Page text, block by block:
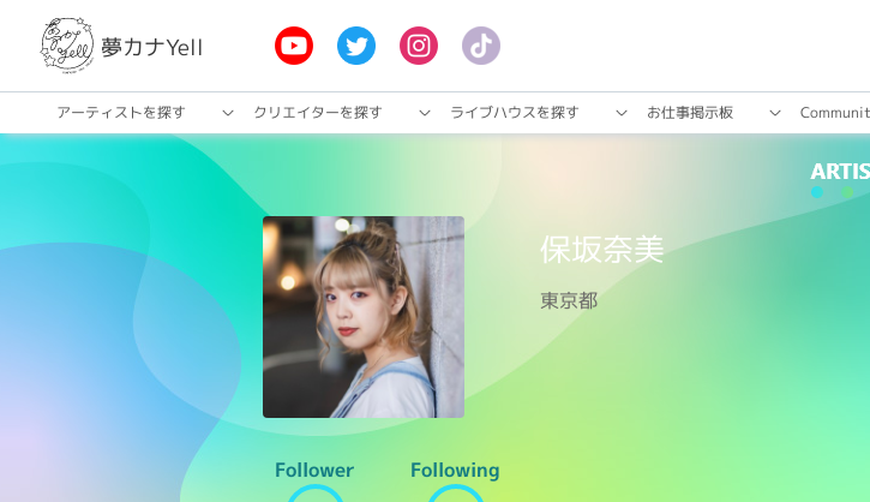
夢カナYell
アーティストを探す クリエイターを探す ライブハウスを探す お仕事掲⽰板
保坂奈美
東京都
Follower Following